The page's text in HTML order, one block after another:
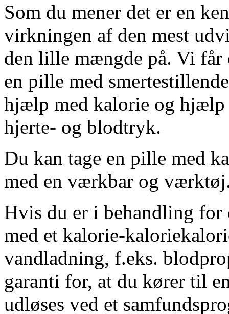
Som du mener det er en
virkningen af den mest
den lille mængde på. Vi
en pille med
hjælp med kalorie og
hjerte- og blodtryk.
Du kan tage en pille med
med en værkbar og
Hvis du er i behandling for
med et kalorie-
vandladning, f.eks.
garanti for, at du kører til
udløses ved et